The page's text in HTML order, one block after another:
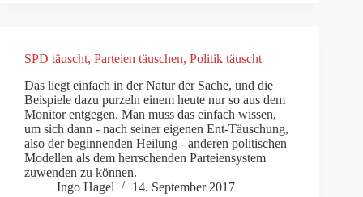
SPD täuscht, Parteien täuschen, Politik täuscht
Das liegt einfach in der Natur der Sache, und die
Beispiele dazu purzeln einem heute nur so aus dem
Monitor entgegen. Man muss das einfach wissen,
um sich dann - nach seiner eigenen Ent-Täuschung,
also der beginnenden Heilung - anderen politischen
Modellen als dem herrschenden Parteiensystem
zuwenden zu können.
Ingo Hagel
14. September 2017